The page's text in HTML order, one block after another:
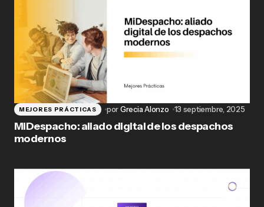
MEJORES PRÁCTICAS porGrecia Alonzo 13 septiembre, 2025
MiDespacho: aliado digital de los despachos
modernos